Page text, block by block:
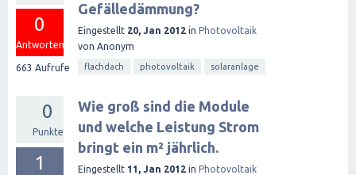
0
Antworten
663 Aufrufe
Gefälledämmung?
Eingestellt 20, Jan 2012 in Photovoltaik
von Anonym
flachdach photovoltaik solaranlage
0
Punkte
1
Wie groß sind die Module
und welche Leistung Strom
bringt ein m² jährlich.
Eingestellt 11, Jan 2012 in Photovoltaik